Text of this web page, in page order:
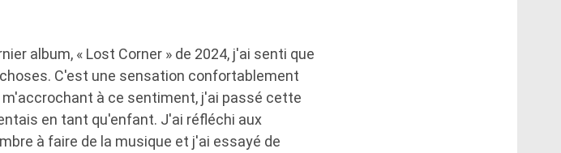
album, « Lost Corner » de 2024, j'ai senti que
C'est une sensation confortablement
m'accrochant à ce sentiment, j'ai passé cette
en tant qu'enfant. J'ai réfléchi aux
à faire de la musique et j'ai essayé de